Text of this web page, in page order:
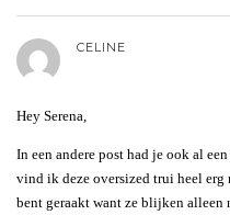
CELINE
Hey Serena,
In een andere post had je ook al
vind ik deze oversized trui heel erg
bent geraakt want ze blijken alleen